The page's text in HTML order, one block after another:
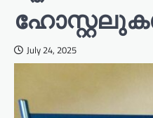
July 24, 2025